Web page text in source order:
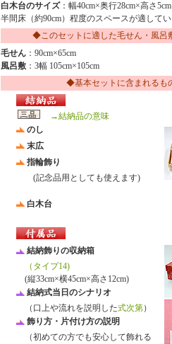
白木台のサイズ：幅40cm×奥行28cm×高さ5cm
半間床（約90cm）程度のスペースが適して
◆このセットに適した毛せん・風呂
毛せん ：90cm×65cm
風呂敷 ：3幅 105cm×105cm
◆基本セットに含まれるも
→結納品の意味
のし
末広
指輪飾り
(記念品用としても使えます)
白木台
結納飾りの収納箱
（タイプ14)
(縦33cm×横45cm×高さ12cm)
結納式当日のシナリオ
（口上や流れを説明した式次第）
飾り方・片付け方の説明
（初めての方でも安心して飾れる